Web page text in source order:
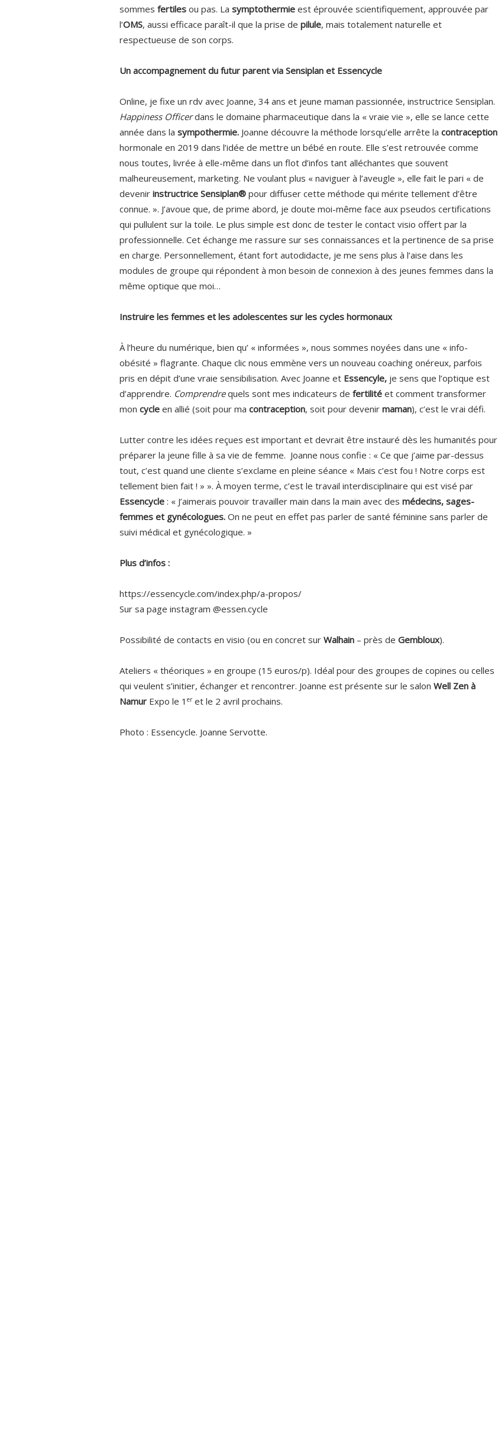
sommes fertiles ou pas. La symptothermie est éprouvée scientifiquement, approuvée par
l’OMS, aussi efficace paraît-il que la prise de pilule, mais totalement naturelle et
respectueuse de son corps.
Un accompagnement du futur parent via Sensiplan et Essencycle
Online, je fixe un rdv avec Joanne, 34 ans et jeune maman passionnée, instructrice Sensiplan.
Happiness Officerdans le domaine pharmaceutique dans la « vraie vie », elle se lance cette
année dans la sympothermie. Joanne découvre la méthode lorsqu’elle arrête la contraception
hormonale en 2019 dans l’idée de mettre un bébé en route. Elle s’est retrouvée comme
nous toutes, livrée à elle-même dans un flot d’infos tant alléchantes que souvent
malheureusement, marketing. Ne voulant plus « naviguer à l’aveugle », elle fait le pari « de
devenir instructrice Sensiplan® pour diffuser cette méthode qui mérite tellement d’être
connue. ». J’avoue que, de prime abord, je doute moi-même face aux pseudos certifications
qui pullulent sur la toile. Le plus simple est donc de tester le contact visio offert par la
professionnelle. Cet échange me rassure sur ses connaissances et la pertinence de sa prise
en charge. Personnellement, étant fort autodidacte, je me sens plus à l’aise dans les
modules de groupe qui répondent à mon besoin de connexion à des jeunes femmes dans la
même optique que moi…
Instruire les femmes et les adolescentes sur les cycles hormonaux
À l’heure du numérique, bien qu’ « informées », nous sommes noyées dans une « info-
obésité » flagrante. Chaque clic nous emmène vers un nouveau coaching onéreux, parfois
pris en dépit d’une vraie sensibilisation. Avec Joanne et Essencyle, je sens que l’optique est
d’apprendre. Comprendrequels sont mes indicateurs de fertilité et comment transformer
mon cycle en allié (soit pour ma contraception, soit pour devenir maman), c’est le vrai défi.
Lutter contre les idées reçues est important et devrait être instauré dès les humanités pour
préparer la jeune fille à sa vie de femme. Joanne nous confie : « Ce que j’aime par-dessus
tout, c’est quand une cliente s’exclame en pleine séance « Mais c’est fou ! Notre corps est
tellement bien fait ! » ». À moyen terme, c’est le travail interdisciplinaire qui est visé par
Essencycle : « J’aimerais pouvoir travailler main dans la main avec des médecins, sages-
femmes et gynécologues. On ne peut en effet pas parler de santé féminine sans parler de
suivi médical et gynécologique. »
Plus d’infos :
https://essencycle.com/index.php/a-propos/
Sur sa page instagram @essen.cycle
Possibilité de contacts en visio (ou en concret sur Walhain – près de Gembloux).
Ateliers « théoriques » en groupe (15 euros/p). Idéal pour des groupes de copines ou celles
qui veulent s’initier, échanger et rencontrer. Joanne est présente sur le salon Well Zen à
Namur Expo le 1 er et le 2 avril prochains.
Photo : Essencycle. Joanne Servotte.